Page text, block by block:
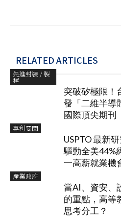
RELATED ARTICLES
先進封裝 / 製
程
突破矽極限！
發「二維半
國際頂尖期刊
專利要聞
USPTO 最新
驅動全美44%
一高薪就業機
產業政府
當AI、資安、
的重點，高等
思考分工？